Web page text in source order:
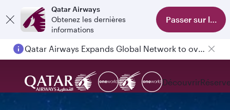
Qatar Airways
Obtenez les dernières
informations
Passer sur
Qatar Airways Expands Global Network to over 160 Destinations
Découvrir